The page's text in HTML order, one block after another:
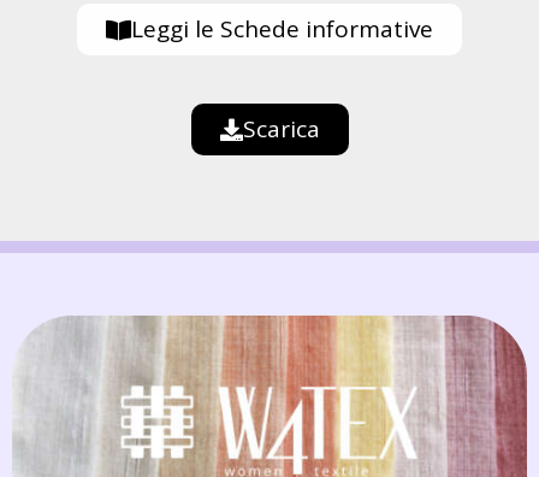
Leggi le Schede informative
Scarica